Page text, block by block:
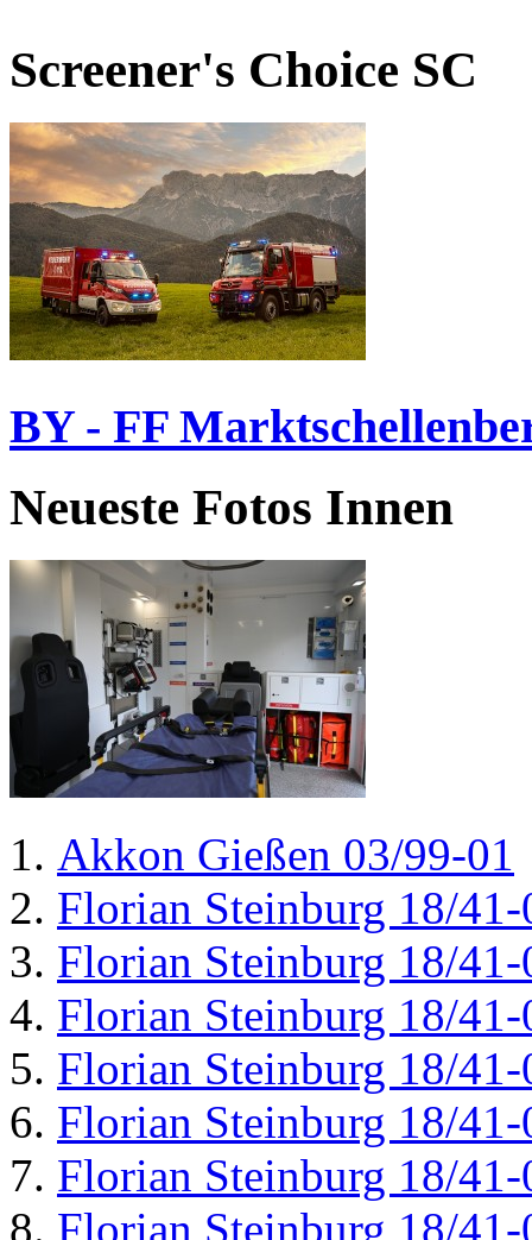
Screener's Choice SC
BY - FF
Neueste Fotos Innen
Akkon Gießen 03/99-01
Florian Steinburg 18/41-
Florian Steinburg 18/41-
Florian Steinburg 18/41-
Florian Steinburg 18/41-
Florian Steinburg 18/41-
Florian Steinburg 18/41-
Florian Steinburg 18/41-